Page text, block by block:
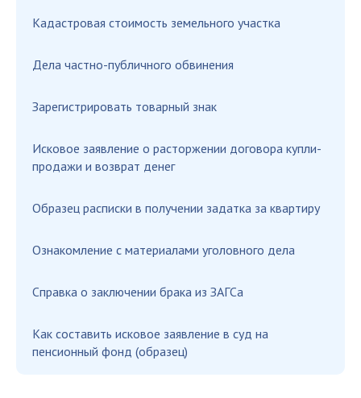
Кадастровая стоимость земельного участка
Дела частно-публичного обвинения
Зарегистрировать товарный знак
Исковое заявление о расторжении договора купли-
продажи и возврат денег
Образец расписки в получении задатка за квартиру
Ознакомление с материалами уголовного дела
Справка о заключении брака из ЗАГСа
Как составить исковое заявление в суд на
пенсионный фонд (образец)